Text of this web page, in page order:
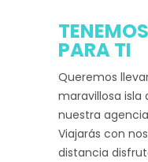
PARA TI
Queremos
maravillosa
nuestra agencia
Viajarás con
distancia